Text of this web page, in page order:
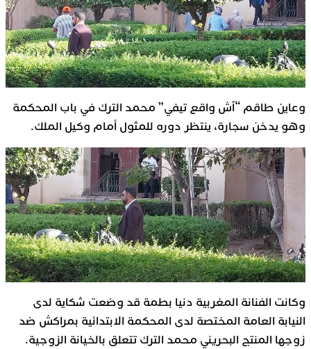
وعاين طاقم “آش واقع تيفي” محمد الترك في باب المحكمة
وهو يدخن سجارة، ينتظر دوره للمثول أمام وكيل الملك.
وكانت الفنانة المغربية دنيا بطمة قد وضعت شكاية لدى
النيابة العامة المختصة لدى المحكمة الابتدائية بمراكش ضد
زوجها المنتج البحريني محمد الترك تتعلق بالخيانة الزوجية.